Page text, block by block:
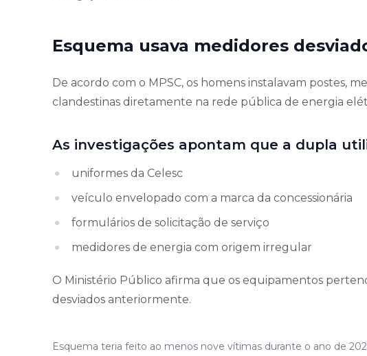
Esquema usava medidores
De acordo com o MPSC, os homens instalavam postes,
clandestinas diretamente na rede pública de energia
As investigações apontam que a dupla
uniformes da Celesc
veículo envelopado com a marca da concessionária
formulários de solicitação de serviço
medidores de energia com origem irregular
O Ministério Público afirma que os equipamentos
desviados anteriormente.
Esquema teria feito ao menos nove vítimas durante o ano de